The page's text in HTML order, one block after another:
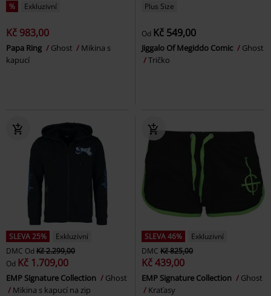
% Exkluzivní
Kč 983,00
Papa Ring Ghost
Mikina s
kapucí
Plus Size
Od Kč 549,00
Jiggalo Of Megiddo Comic
Ghost
Tričko
SLEVA 25%
Exkluzivní
DMC Od Kč 2.299,00
Od Kč 1.709,00
EMP Signature Collection
Ghost
Mikina s kapucí na zip
SLEVA 46%
Exkluzivní
DMC Kč 825,00
Kč 439,00
EMP Signature Collection
Ghost
Kraťasy